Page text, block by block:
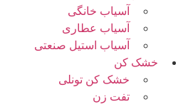
آسیاب خانگی
آسیاب عطاری
آسیاب استیل صنعتی
خشک کن
خشک کن تونلی
تفت زن